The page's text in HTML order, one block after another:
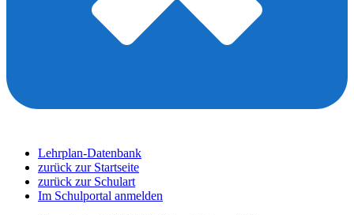
Lehrplan-Datenbank
zurück zur Startseite
zurück zur Schulart
Im Schulportal anmelden